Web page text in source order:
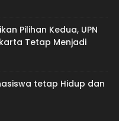
Pilihan Kedua, UPN
Tetap Menjadi
tetap Hidup dan